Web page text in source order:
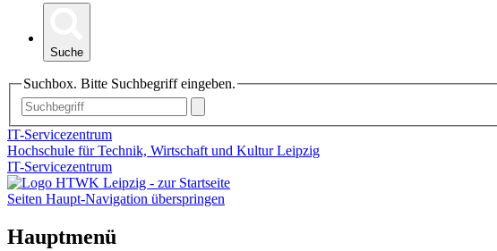
Suche
Suchbox. Bitte Suchbegriff eingeben.
IT-Servicezentrum
Hochschule für Technik, Wirtschaft und Kultur Leipzig
IT-Servicezentrum
Seiten Haupt-Navigation überspringen
Hauptmenü